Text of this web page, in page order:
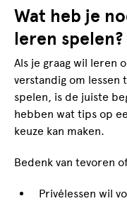
Wat heb je
leren spelen?
Als je graag wil leren
verstandig om lessen
spelen, is de juiste
hebben wat tips op
keuze kan maken.
Bedenk van tevoren
Privélessen wil